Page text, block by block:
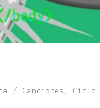
/ Canciones,